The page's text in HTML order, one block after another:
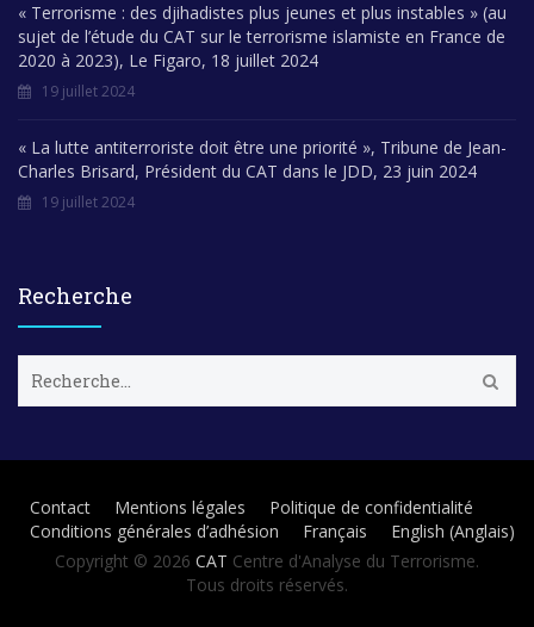
« Terrorisme : des djihadistes plus jeunes et plus instables » (au
sujet de l’étude du CAT sur le terrorisme islamiste en France de
2020 à 2023), Le Figaro, 18 juillet 2024
19 juillet 2024
« La lutte antiterroriste doit être une priorité », Tribune de Jean-
Charles Brisard, Président du CAT dans le JDD, 23 juin 2024
19 juillet 2024
Recherche
c
e
Contact Mentions légales
Politique de confidentialité
Conditions générales d’adhésion
Français English (Anglais)
Copyright © 2026 CAT Centre d'Analyse du Terrorisme.
Tous droits réservés.